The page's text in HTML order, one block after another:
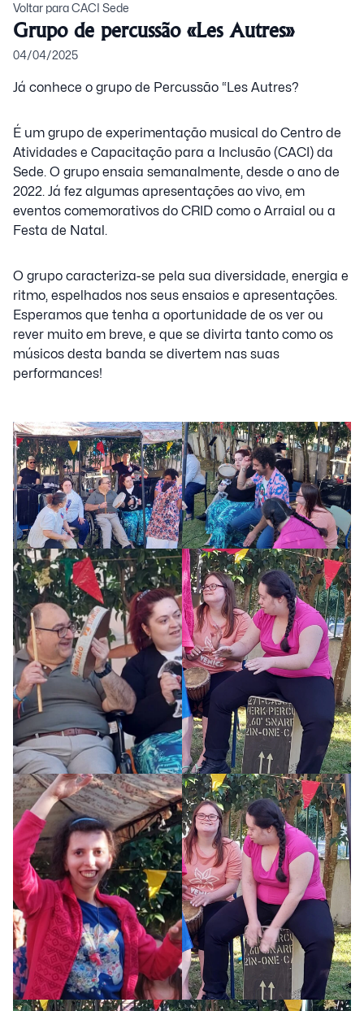
Voltar para CACI Sede
Grupo de percussão «Les Autres»
04/04/2025
Já conhece o grupo de Percussão “Les Autres?
É um grupo de experimentação musical do Centro de
Atividades e Capacitação para a Inclusão (CACI) da
Sede. O grupo ensaia semanalmente, desde o ano de
2022. Já fez algumas apresentações ao vivo, em
eventos comemorativos do CRID como o Arraial ou a
Festa de Natal.
O grupo caracteriza-se pela sua diversidade, energia e
ritmo, espelhados nos seus ensaios e apresentações.
Esperamos que tenha a oportunidade de os ver ou
rever muito em breve, e que se divirta tanto como os
músicos desta banda se divertem nas suas
performances!